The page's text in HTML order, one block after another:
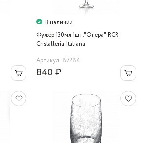
В наличии
Фужер 130мл.1шт."Опера" RCR
Cristalleria Italiana
Артикул: 87284
840 ₽